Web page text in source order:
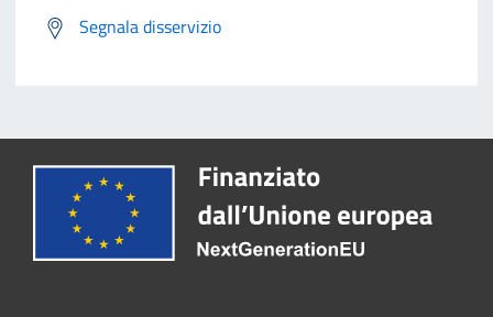
Segnala disservizio